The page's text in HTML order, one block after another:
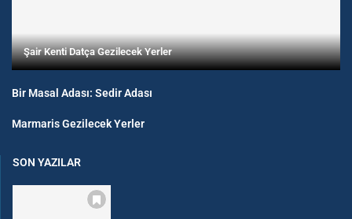
Şair Kenti Datça Gezilecek Yerler
Bir Masal Adası: Sedir Adası
Marmaris Gezilecek Yerler
SON YAZILAR